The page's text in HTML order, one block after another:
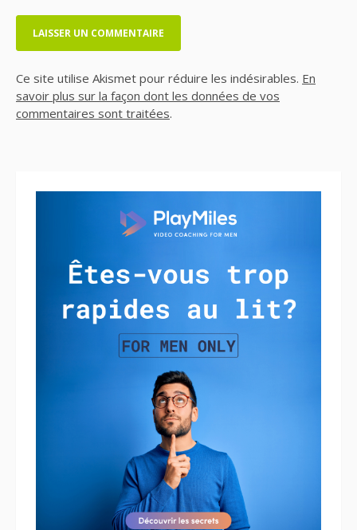
Ce site utilise Akismet pour réduire les indésirables. En
savoir plus sur la façon dont les données de vos
commentaires sont traitées.